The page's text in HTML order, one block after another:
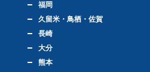
福岡
久留米・鳥栖・佐賀
長崎
大分
熊本